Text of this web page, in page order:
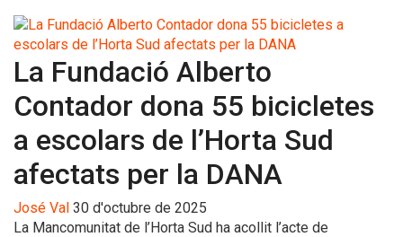
La Fundació Alberto
Contador dona 55 bicicletes
a escolars de l’Horta Sud
afectats per la DANA
José Val 30 d'octubre de 2025
La Mancomunitat de l’Horta Sud ha acollit l’acte de